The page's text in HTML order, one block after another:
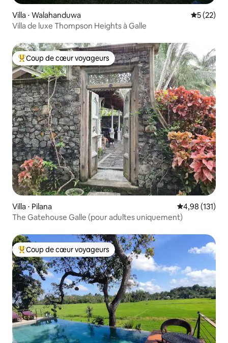
Villa ⋅ Walahanduwa
5 (22)
Villa de luxe Thompson Heights à Galle
Coups de cœur voyageurs les plus appréciés
Coup de cœur voyageurs
Villa ⋅ Pilana Évaluation
4,98 (131)
The Gatehouse Galle (pour adultes uniquement)
Coups de cœur voyageurs les plus appréciés
Coup de cœur voyageurs